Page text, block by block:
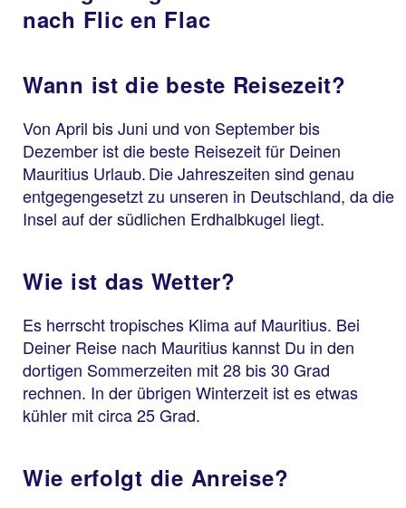
nach Flic en Flac
Wann ist die beste Reisezeit?
Von April bis Juni und von September bis
Dezember ist die beste Reisezeit für Deinen
Mauritius Urlaub. Die Jahreszeiten sind genau
entgegengesetzt zu unseren in Deutschland, da die
Insel auf der südlichen Erdhalbkugel liegt.
Wie ist das Wetter?
Es herrscht tropisches Klima auf Mauritius. Bei
Deiner Reise nach Mauritius kannst Du in den
dortigen Sommerzeiten mit 28 bis 30 Grad
rechnen. In der übrigen Winterzeit ist es etwas
kühler mit circa 25 Grad.
Wie erfolgt die Anreise?